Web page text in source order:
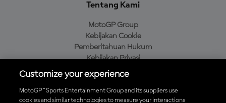
Tentang Kami
MotoGP Group
Kebijakan Cookie
Pemberitahuan Hukum
Kebijakan Privasi
Kebijakan Pembelian
Customize your experience
MotoGP™ Sports Entertainment Group and its suppliers use
cookies and similar technologies to measure your interactions